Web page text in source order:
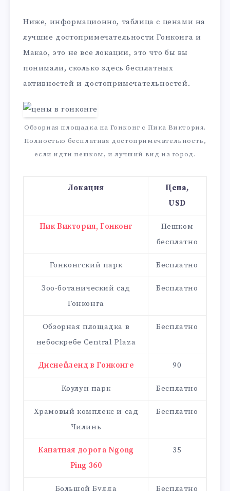
Ниже, информационно, таблица с ценами на
лучшие достопримечательности Гонконга и
Макао, это не все локации, это что бы вы
понимали, сколько здесь бесплатных
активностей и достопримечательностей.
Обзорная площадка на Гонконг с Пика Виктория.
Полностью бесплатная достопримечательность,
если идти пешком, и лучший вид на город.
Локация
Цена,
USD
Пик Виктория, Гонконг
Пешком
бесплатно
Гонконгский парк Бесплатно
Зоо-ботанический сад
Гонконга
Бесплатно
Обзорная площадка в
небоскребе Central Plaza
Бесплатно
Диснейленд в Гонконге 90
Коулун парк Бесплатно
Храмовый комплекс и сад
Чилинь
Бесплатно
Канатная дорога Ngong
Ping 360
35
Большой Будда Бесплатно